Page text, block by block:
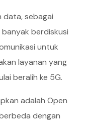
data, sebagai
berdiskusi
untuk
layanan yang
beralih ke 5G.
adalah Open
dengan